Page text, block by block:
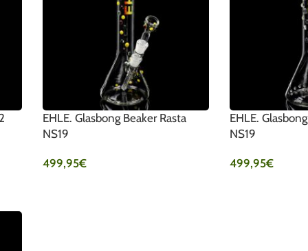
EHLE. Glasbong Beaker Rasta
NS19
499,95€
EHLE.
NS19
499,95€